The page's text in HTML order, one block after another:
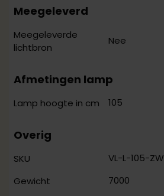
Meegeleverd
Meegeleverde
lichtbron
Nee
Afmetingen lamp
Lamp hoogte in cm 105
Overig
SKU
VL-L-105-ZW
Gewicht
7000